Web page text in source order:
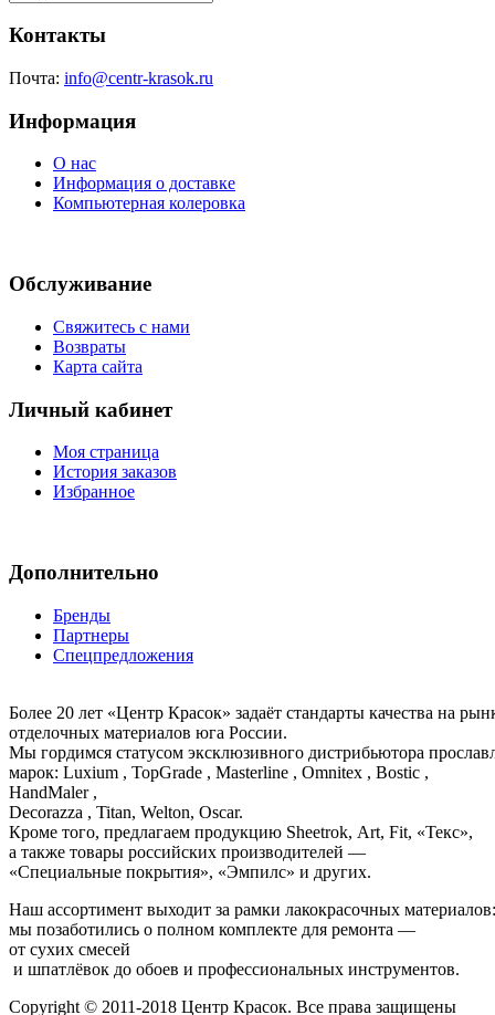
Контакты
Почта: info@centr-krasok.ru
Информация
О нас
Информация о доставке
Компьютерная колеровка
Обслуживание
Свяжитесь с нами
Возвраты
Карта сайта
Личный кабинет
Моя страница
История заказов
Избранное
Дополнительно
Бренды
Партнеры
Спецпредложения
Более 20 лет «Центр Красок» задаёт стандарты качества на
отделочных материалов юга России.
Мы гордимся статусом эксклюзивного дистрибьютора
марок: Luxium , TopGrade , Masterline , Omnitex , Bostic ,
HandMaler ,
Decorazza , Titan, Welton, Oscar.
Кроме того, предлагаем продукцию Sheetrok, Art, Fit, «Текс»,
а также товары российских производителей —
«Специальные покрытия», «Эмпилс» и других.
Наш ассортимент выходит за рамки лакокрасочных
мы позаботились о полном комплекте для ремонта —
от сухих смесей
и шпатлёвок до обоев и профессиональных инструментов.
Copyright © 2011-2018 Центр Красок. Все права защищены